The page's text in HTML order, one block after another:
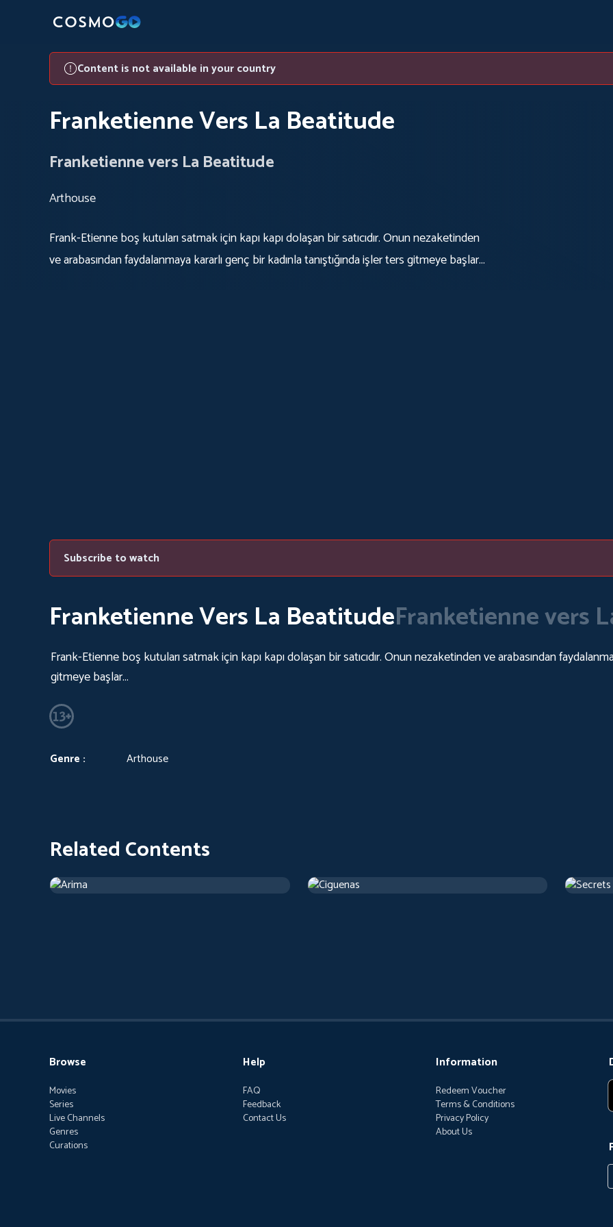
Content is not available in your country
Franketienne Vers La Beatitude
Franketienne vers La Beatitude
Arthouse
Frank-Etienne boş kutuları satmak için kapı kapı dolaşan bir satıcıdır. Onun nezaketinden
ve arabasından faydalanmaya kararlı genç bir kadınla tanıştığında işler ters gitmeye başlar...
Subscribe to watch
Franketienne Vers La BeatitudeFranketienne vers
Frank-Etienne boş kutuları satmak için kapı kapı dolaşan bir satıcıdır. Onun nezaketinden ve arabasından
gitmeye başlar...
Genre : Arthouse
Related Contents
2019Arthouse 2017Arthouse 1973
Browse
Movies
Series
Live Channels
Genres
Curations
Help
FAQ
Feedback
Contact Us
Information
Redeem Voucher
Terms & Conditions
Privacy Policy
About Us